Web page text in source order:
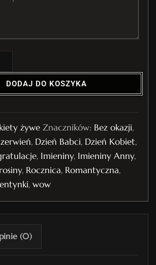
DODAJ DO KOSZYKA
żywe Znaczników: Bez okazji,
, Dzień Babci, Dzień Kobiet,
, Imieniny, Imieniny Anny,
, Rocznica, Romantyczna,
, wow
(0)